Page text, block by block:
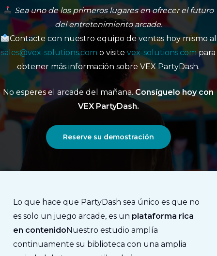
Sea uno de los primeros lugares en ofrecer el futuro
del entretenimiento arcade.
Contacte con nuestro equipo de ventas hoy mismo al
sales@vex-solutions.com o visite vex-solutions.com para
obtener más información sobre VEX PartyDash.
No esperes el arcade del mañana.Consíguelo hoy con
VEX PartyDash.
Reserve su demostración
Lo que hace que PartyDash sea único es que no
es solo un juego arcade, es un plataforma rica
en contenidoNuestro estudio amplía
continuamente su biblioteca con una amplia